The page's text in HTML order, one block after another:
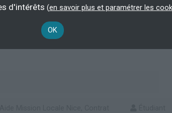
Plus d'informations
Conseil en formation
d'intérêts (en savoir plus et paramétrer les
OK